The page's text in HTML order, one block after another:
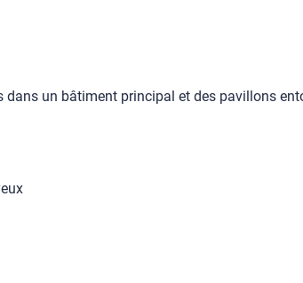
un bâtiment principal et des pavillons